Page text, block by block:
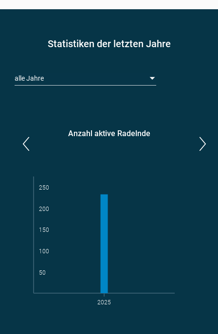
Statistiken der letzten Jahre
alle Jahre
-Vermeidung
Anzahl aktive Radelnde
2025
50
100
150
200
250